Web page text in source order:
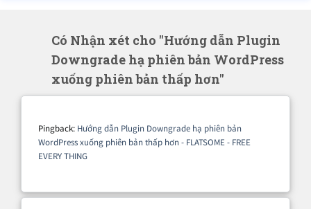
Có Nhận xét cho "Hướng dẫn Plugin
Downgrade hạ phiên bản WordPress
xuống phiên bản thấp hơn"
Pingback: Hướng dẫn Plugin Downgrade hạ phiên bản
WordPress xuống phiên bản thấp hơn - FLATSOME - FREE
EVERY THING